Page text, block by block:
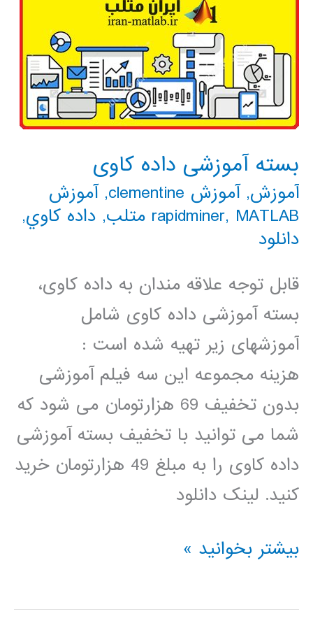
بسته آموزشی داده کاوی
آموزش,آموزش clementine ,آموزش
rapidminer, MATLAB متلب , داده كاوي,
دانلود
قابل توجه علاقه مندان به داده کاوی،
بسته آموزشی داده کاوی شامل
آموزشهای زیر تهیه شده است :
هزینه مجموعه این سه فیلم آموزشی
بدون تخفیف 69 هزارتومان می شود که
شما می توانید با تخفیف بسته آموزشی
داده کاوی را به مبلغ 49 هزارتومان خرید
کنید. لینک دانلود
بسته
داده
بیشتر بخوانید »